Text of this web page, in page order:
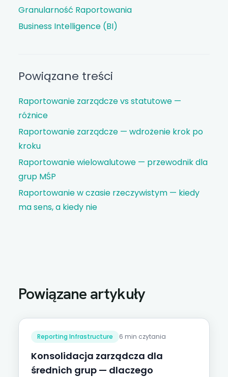
Granularność Raportowania
Business Intelligence (BI)
Powiązane treści
Raportowanie zarządcze vs statutowe —
różnice
Raportowanie zarządcze — wdrożenie krok po
kroku
Raportowanie wielowalutowe — przewodnik dla
grup MŚP
Raportowanie w czasie rzeczywistym — kiedy
ma sens, a kiedy nie
Powiązane artykuły
Reporting Infrastructure 6 min czytania
Konsolidacja zarządcza dla
średnich grup — dlaczego